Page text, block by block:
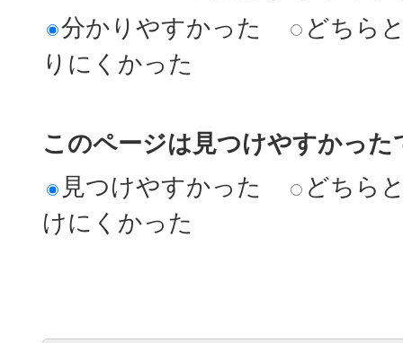
分かりやすかった
どちら
りにくかった
このページは見つけやすかった
見つけやすかった
どちら
けにくかった